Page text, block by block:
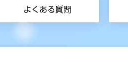
よくある質問